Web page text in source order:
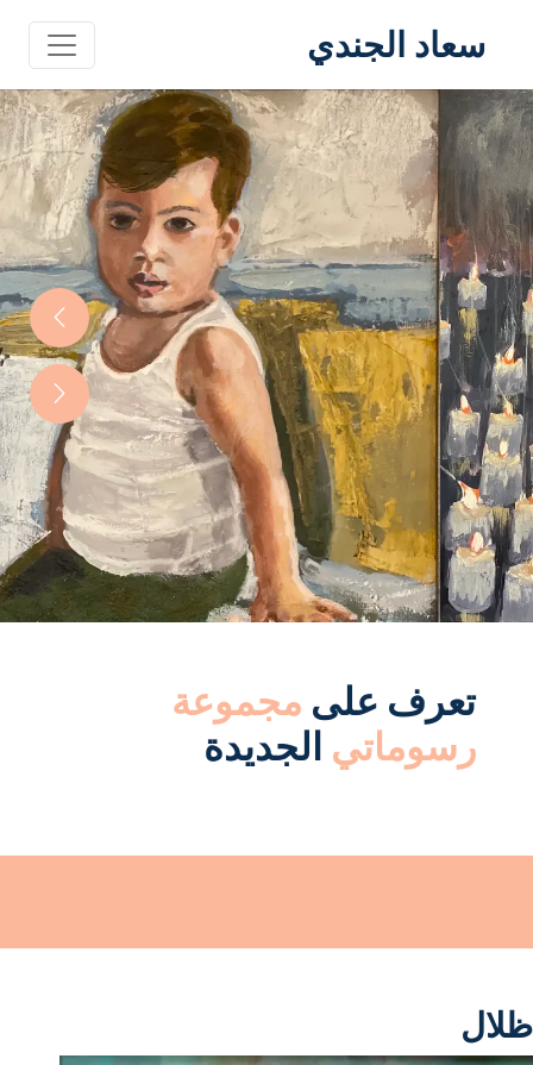
سعاد الجندي
تعرف على مجموعة
رسوماتي الجديدة
ظلال